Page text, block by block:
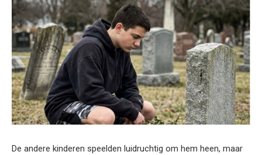
De andere kinderen speelden luidruchtig om hem heen, maar